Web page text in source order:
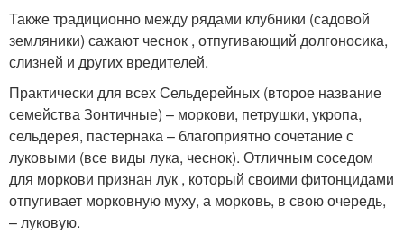
Также традиционно между рядами клубники (садовой
земляники) сажают чеснок , отпугивающий долгоносика,
слизней и других вредителей.
Практически для всех Сельдерейных (второе название
семейства Зонтичные) – моркови, петрушки, укропа,
сельдерея, пастернака – благоприятно сочетание с
луковыми (все виды лука, чеснок). Отличным соседом
для моркови признан лук , который своими фитонцидами
отпугивает морковную муху, а морковь, в свою очередь,
– луковую.